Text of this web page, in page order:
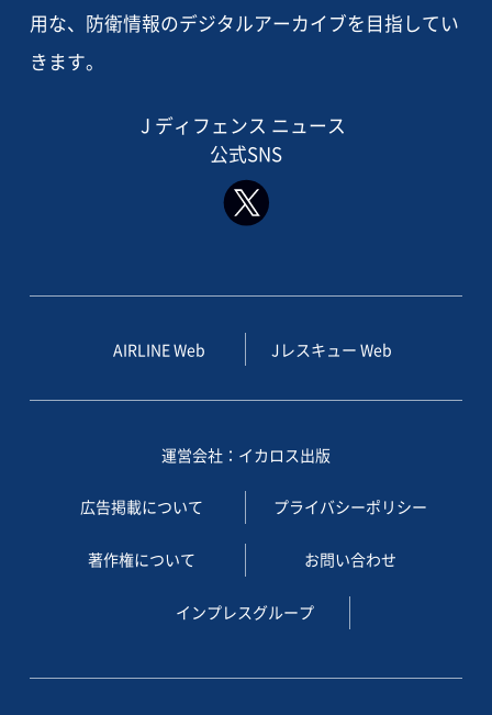
用な、防衛情報のデジタルアーカイブを目指してい
きます。
J ディフェンス ニュース
公式SNS
AIRLINE Web Jレスキュー Web
運営会社：イカロス出版
広告掲載について プライバシーポリシー
著作権について お問い合わせ
インプレスグループ